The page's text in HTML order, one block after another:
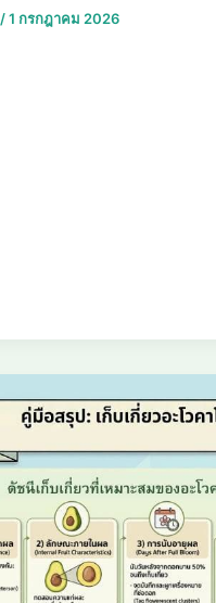
/1 กรกฎาคม 2026